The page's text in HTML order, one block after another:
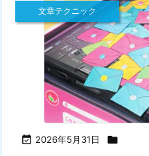
 2026年5月31日 
文章テクニック